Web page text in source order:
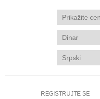
REGISTRUJTE SE